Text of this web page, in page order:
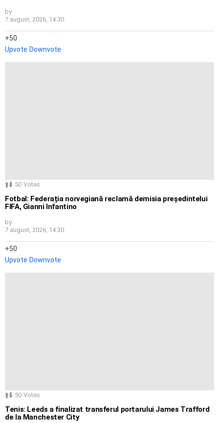
by
7 august, 2026, 14:30
50
Upvote Downvote
50 Votes
Fotbal: Federația norvegiană reclamă demisia președintelui
FIFA, Gianni Infantino
by
7 august, 2026, 14:30
50
Upvote Downvote
50 Votes
Tenis: Leeds a finalizat transferul portarului James Trafford
de la Manchester City